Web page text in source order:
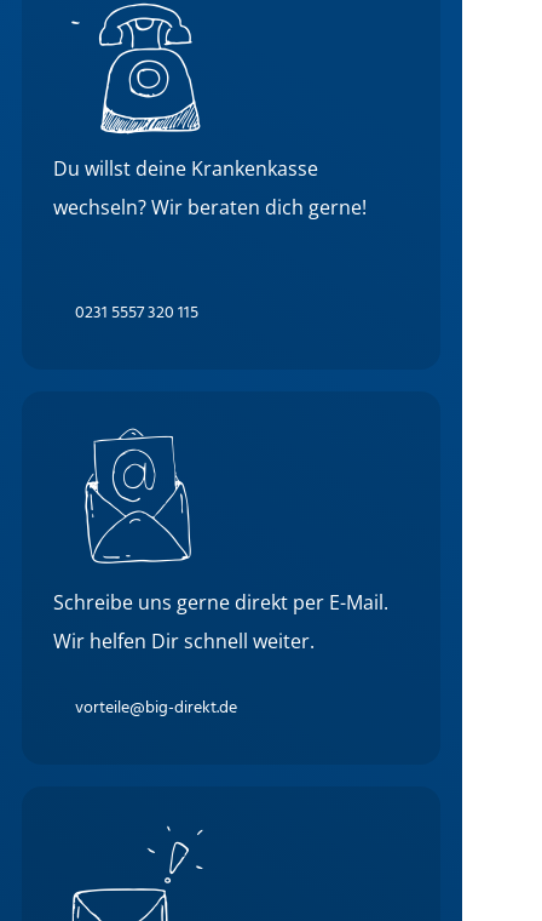
Du willst deine Krankenkasse
wechseln? Wir beraten dich gerne!
0231 5557 320 115
Schreibe uns gerne direkt per E-Mail.
Wir helfen Dir schnell weiter.
vorteile@big-direkt.de